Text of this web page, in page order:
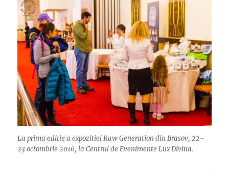
La prima editie a expozitiei Raw Generation din Brasov, 22-
23 octombrie 2016, la Centrul de Evenimente Lux Divina.